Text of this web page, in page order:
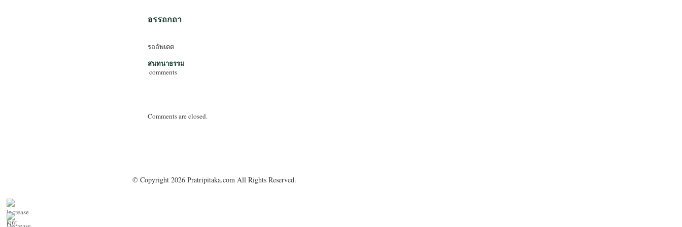
อรรถกถา
รออัพเดต
สนทนาธรรม
comments
Comments are closed.
© Copyright 2026 Pratripitaka.com All Rights Reserved.